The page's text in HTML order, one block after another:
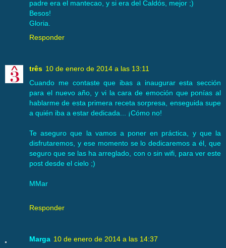
padre era el mantecao, y si era del Caldós, mejor ;)
Besos!
Gloria.
Responder
três 10 de enero de 2014 a las 13:11
Cuando me contaste que ibas a inaugurar esta sección
para el nuevo año, y vi la cara de emoción que ponías al
hablarme de esta primera receta sorpresa, enseguida supe
a quién iba a estar dedicada... ¡Cómo no!
Te aseguro que la vamos a poner en práctica, y que la
disfrutaremos, y ese momento se lo dedicaremos a él, que
seguro que se las ha arreglado, con o sin wifi, para ver este
post desde el cielo ;)
MMar
Responder
Marga 10 de enero de 2014 a las 14:37